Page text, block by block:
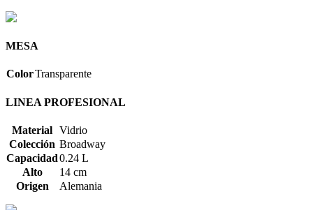
MESA
ColorTransparente
LINEA PROFESIONAL
Material Vidrio
Colección Broadway
Capacidad0.24 L
Alto
14 cm
Origen
Alemania